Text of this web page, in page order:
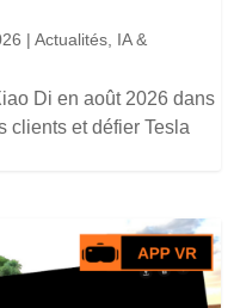
|Actualités IA &
Di en août 2026 dans
clients et défier Tesla